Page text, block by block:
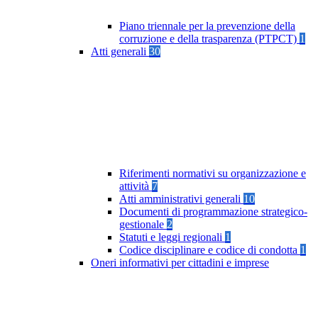
Piano triennale per la prevenzione della
corruzione e della trasparenza (PTPCT) 1
Atti generali 30
Riferimenti normativi su organizzazione e
attività 7
Atti amministrativi generali 10
Documenti di programmazione strategico-
gestionale 2
Statuti e leggi regionali 1
Codice disciplinare e codice di condotta 1
Oneri informativi per cittadini e imprese